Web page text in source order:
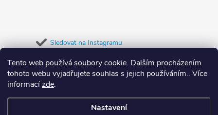
Tento web používá soubory cookie. Dalším procházením
tohoto webu vyjadřujete souhlas s jejich používáním.. Více
informacízde.
Nastavení
k
y
v
ý
Sledovat na Instagramu
Přijímáme online platby